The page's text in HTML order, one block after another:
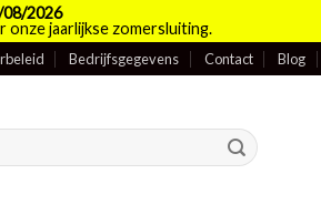
2026
jaarlijkse zomersluiting.
Bedrijfsgegevens Contact Blog